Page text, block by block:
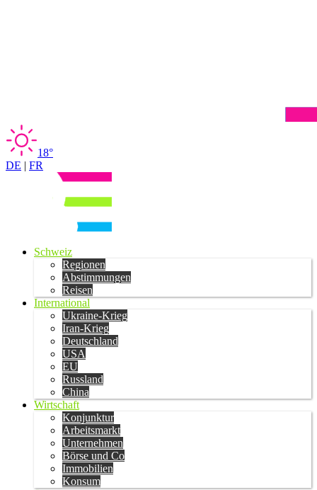
18°
DE | FR
Schweiz
Regionen
Abstimmungen
Reisen
International
Ukraine-Krieg
Iran-Krieg
Deutschland
USA
EU
Russland
China
Wirtschaft
Konjunktur
Arbeitsmarkt
Unternehmen
Börse und Co
Immobilien
Konsum